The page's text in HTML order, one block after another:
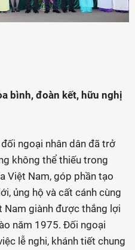
bình, đoàn kết, hữu nghị
ngoại nhân dân đã trở
không thể thiếu trong
Việt Nam, góp phần tạo
ủng hộ và cất cánh cùng
Nam giành được thắng lợi
năm 1975. Đối ngoại
lễ nghi, khánh tiết chung